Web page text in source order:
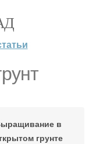
в
грунте